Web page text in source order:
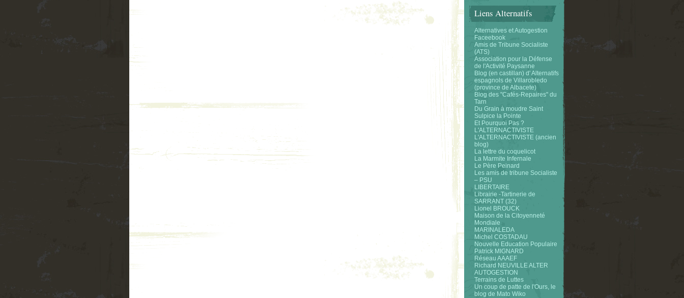
Liens Alternatifs
Alternatives et Autogestion
Faceebook
Amis de Tribune Socialiste
(ATS)
Association pour la Défense
de l'Activité Paysanne
Blog (en castillan) d' Alternatifs
espagnols de Villarobledo
(province de Albacete)
Blog des "Cafés-Repaires" du
Tarn
Du Grain à moudre Saint
Sulpice la Pointe
Et Pourquoi Pas ?
L'ALTERNACTIVISTE
L'ALTERNACTIVISTE (ancien
blog)
La lettre du coquelicot
La Marmite Infernale
Le Père Peinard
Les amis de tribune Socialiste
– PSU
LIBERTAIRE
Librairie -Tartinerie de
SARRANT (32)
Lionel BROUCK
Maison de la Citoyenneté
Mondiale
MARINALEDA
Michel COSTADAU
Nouvelle Education Populaire
Patrick MIGNARD
Réseau AAAEF
Richard NEUVILLE ALTER
AUTOGESTION
Terrains de Luttes
Un coup de patte de l'Ours, le
blog de Mato Wiko